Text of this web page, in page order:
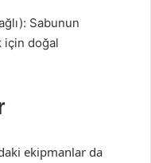
Sabunun
için doğal
ekipmanlar da